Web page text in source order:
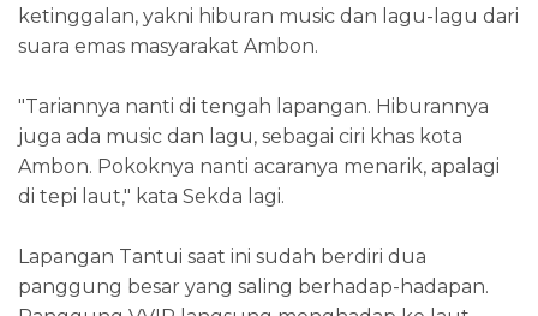
ketinggalan, yakni hiburan music dan lagu-lagu dari
suara emas masyarakat Ambon.
"Tariannya nanti di tengah lapangan. Hiburannya
juga ada music dan lagu, sebagai ciri khas kota
Ambon. Pokoknya nanti acaranya menarik, apalagi
di tepi laut," kata Sekda lagi.
Lapangan Tantui saat ini sudah berdiri dua
panggung besar yang saling berhadap-hadapan.